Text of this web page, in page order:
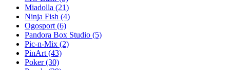
Miadolla (21)
Ninja Fish (4)
Ogosport (6)
Pandora Box Studio (5)
Pic-n-Mix (2)
PinArt (43)
Poker(30)